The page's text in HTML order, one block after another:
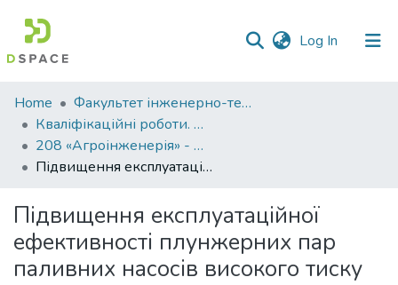
Log In (current)
Communities
&
Collections
All of DSpace
Statistics
Home
Факультет інженерно-технологічний
Кваліфікаційні роботи. Факультет інженерно-технологічний
208 «Агроінженерія» - Магістри 2021-2022
Підвищення експлуатаційної ефективності плунжерних пар паливних насосів високого тиску
Підвищення експлуатаційної
ефективності плунжерних пар
паливних насосів високого тиску